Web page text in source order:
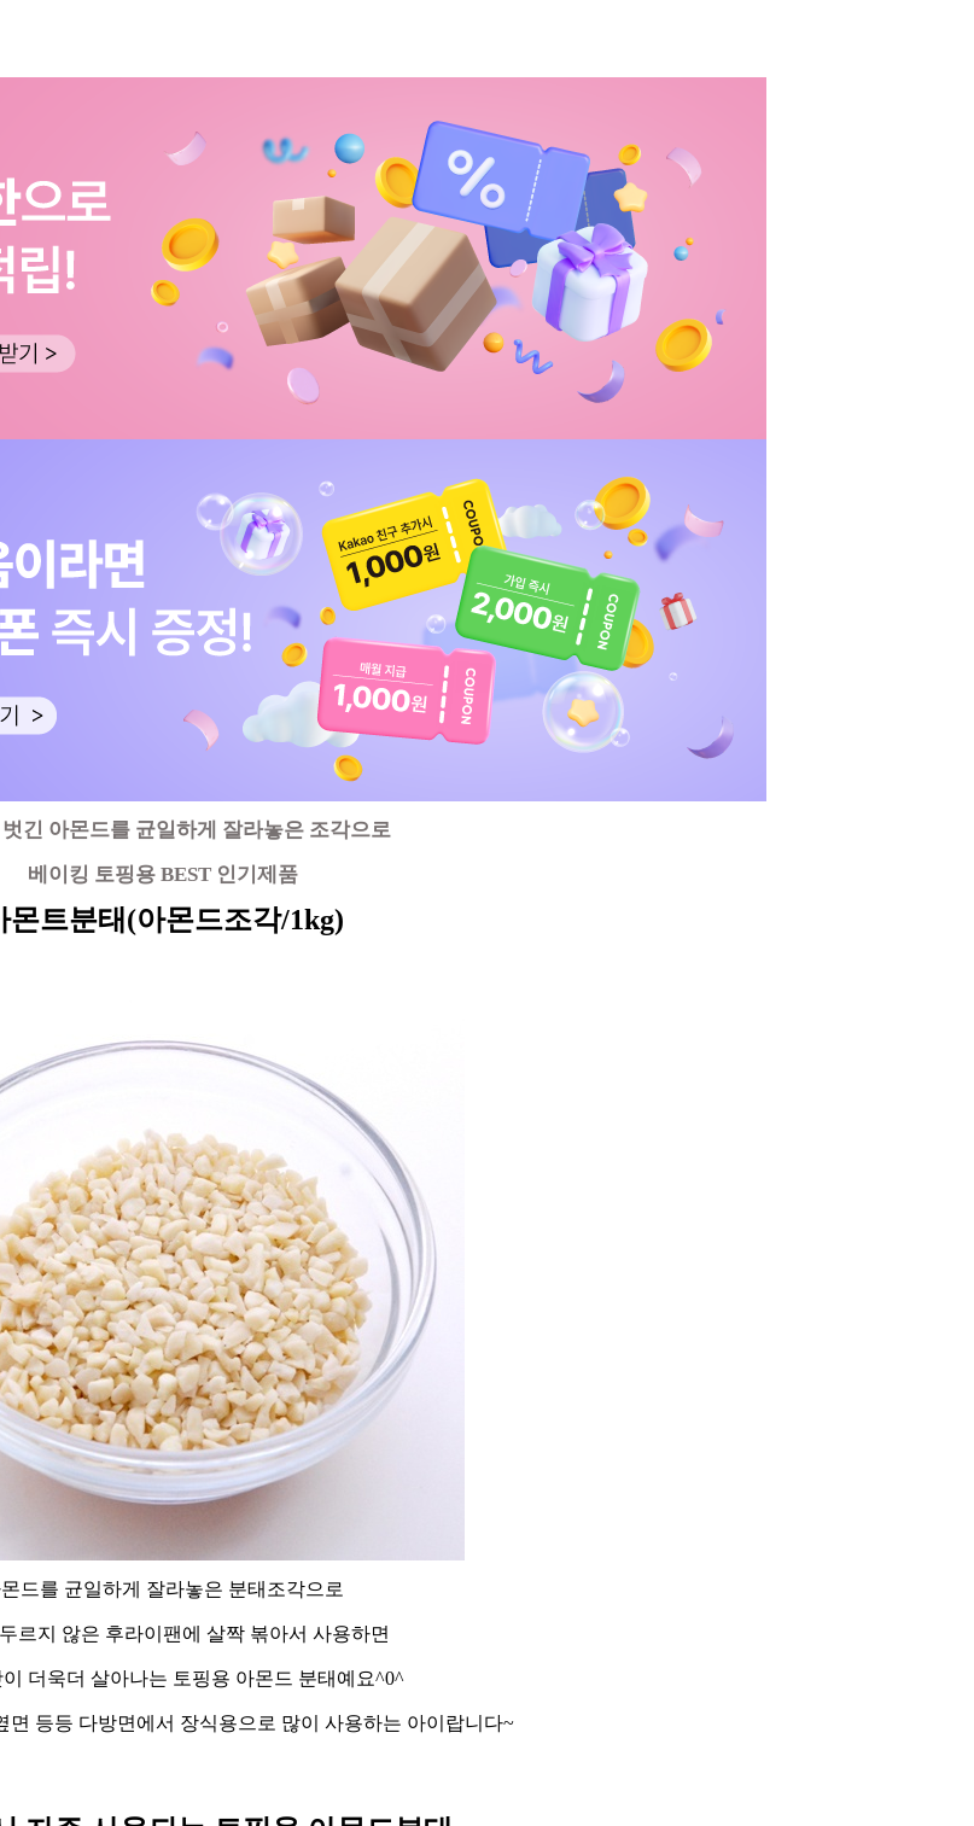
긴 아몬드를 균일하게 잘라놓은 조각으로
베이킹 토핑용 BEST 인기제품
몬트분태(아몬드조각/1kg)
드를 균일하게 잘라놓은 분태조각으로
르지 않은 후라이팬에 살짝 볶아서 사용하면
이 더욱더 살아나는 토핑용 아몬드 분태예요^0^
면 등등 다방면에서 장식용으로 많이 사용하는 아이랍니다~